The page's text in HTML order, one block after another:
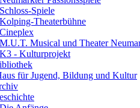
Schloss-Spiele
Kolping-Theaterbühne
Cineplex
M.U.T. Musical und Theater
K3 - Kulturprojekt
für Jugend, Bildung und Kultur